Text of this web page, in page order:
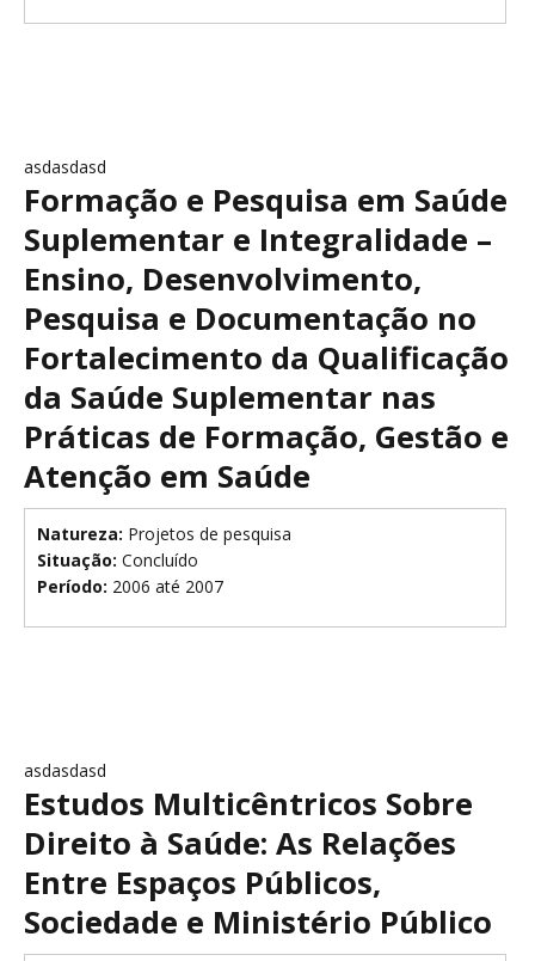
asdasdasd
Formação e Pesquisa em Saúde
Suplementar e Integralidade –
Ensino, Desenvolvimento,
Pesquisa e Documentação no
Fortalecimento da Qualificação
da Saúde Suplementar nas
Práticas de Formação, Gestão e
Atenção em Saúde
Natureza: Projetos de pesquisa
Situação: Concluído
Período: 2006 até 2007
asdasdasd
Estudos Multicêntricos Sobre
Direito à Saúde: As Relações
Entre Espaços Públicos,
Sociedade e Ministério Público